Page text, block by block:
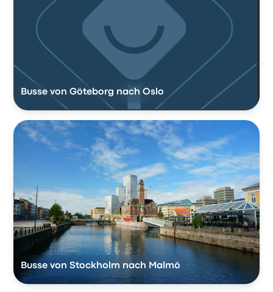
Busse von Göteborg nach Oslo
Busse von Stockholm nach Malmö